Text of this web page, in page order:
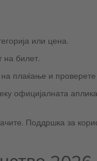
или цена.
на билет.
плаќање и проверете
официјалната
Поддршка за